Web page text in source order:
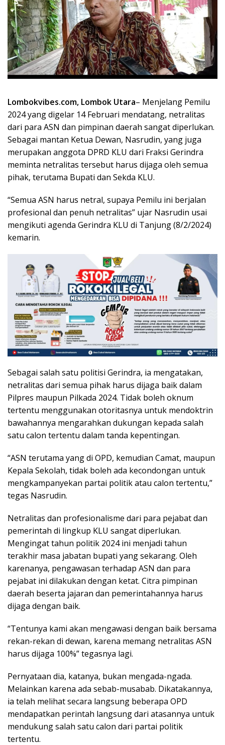
Lombokvibes.com, Lombok Utara– Menjelang Pemilu
2024 yang digelar 14 Februari mendatang, netralitas
dari para ASN dan pimpinan daerah sangat diperlukan.
Sebagai mantan Ketua Dewan, Nasrudin, yang juga
merupakan anggota DPRD KLU dari Fraksi Gerindra
meminta netralitas tersebut harus dijaga oleh semua
pihak, terutama Bupati dan Sekda KLU.
“Semua ASN harus netral, supaya Pemilu ini berjalan
profesional dan penuh netralitas” ujar Nasrudin usai
mengikuti agenda Gerindra KLU di Tanjung (8/2/2024)
kemarin.
Sebagai salah satu politisi Gerindra, ia mengatakan,
netralitas dari semua pihak harus dijaga baik dalam
Pilpres maupun Pilkada 2024. Tidak boleh oknum
tertentu menggunakan otoritasnya untuk mendoktrin
bawahannya mengarahkan dukungan kepada salah
satu calon tertentu dalam tanda kepentingan.
“ASN terutama yang di OPD, kemudian Camat, maupun
Kepala Sekolah, tidak boleh ada kecondongan untuk
mengkampanyekan partai politik atau calon tertentu,”
tegas Nasrudin.
Netralitas dan profesionalisme dari para pejabat dan
pemerintah di lingkup KLU sangat diperlukan.
Mengingat tahun politik 2024 ini menjadi tahun
terakhir masa jabatan bupati yang sekarang. Oleh
karenanya, pengawasan terhadap ASN dan para
pejabat ini dilakukan dengan ketat. Citra pimpinan
daerah beserta jajaran dan pemerintahannya harus
dijaga dengan baik.
“Tentunya kami akan mengawasi dengan baik bersama
rekan-rekan di dewan, karena memang netralitas ASN
harus dijaga 100%” tegasnya lagi.
Pernyataan dia, katanya, bukan mengada-ngada.
Melainkan karena ada sebab-musabab. Dikatakannya,
ia telah melihat secara langsung beberapa OPD
mendapatkan perintah langsung dari atasannya untuk
mendukung salah satu calon dari partai politik
tertentu.